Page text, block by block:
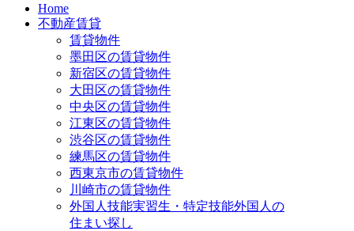
Home
不動産賃貸
賃貸物件
墨田区の賃貸物件
新宿区の賃貸物件
大田区の賃貸物件
中央区の賃貸物件
江東区の賃貸物件
渋谷区の賃貸物件
練馬区の賃貸物件
西東京市の賃貸物件
川崎市の賃貸物件
外国人技能実習生・特定技能外国人の
住まい探し